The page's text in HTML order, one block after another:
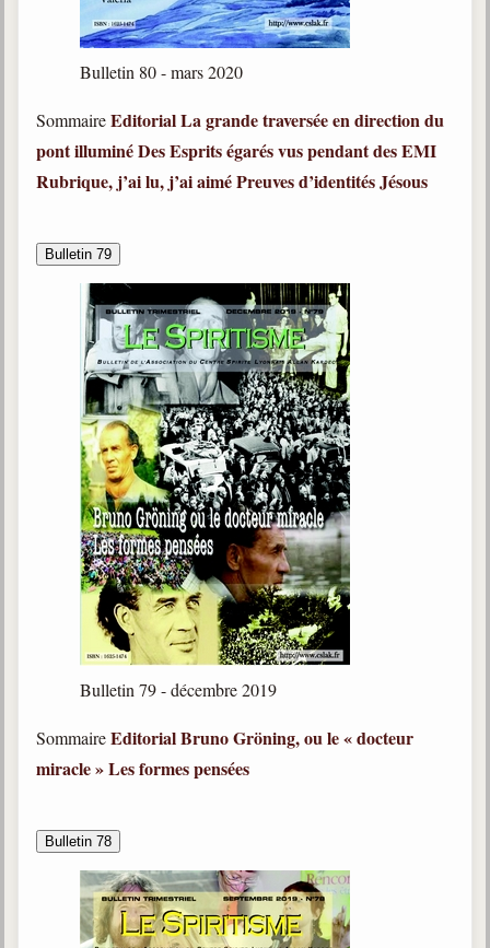
Bulletin 80 - mars 2020
SommaireEditorialLa grande traversée en direction du
pont illuminéDes Esprits égarés vus pendant des EMI
Rubrique, j’ai lu, j’ai aiméPreuves d’identitésJésous
Bulletin 79
Bulletin 79 - décembre 2019
SommaireEditorialBruno Gröning, ou le « docteur
miracle »Les formes pensées
Bulletin 78